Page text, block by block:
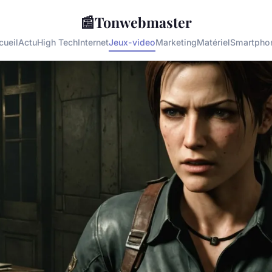
📰Tonwebmaster
ActuHigh TechInternetJeux-videoMarketingMatériel